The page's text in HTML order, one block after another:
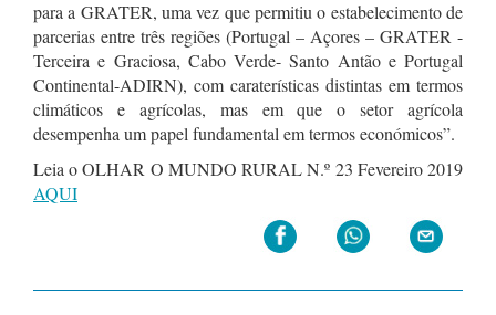
para a GRATER, uma vez que permitiu o estabelecimento de
parcerias entre três regiões (Portugal – Açores – GRATER -
Terceira e Graciosa, Cabo Verde- Santo Antão e Portugal
Continental-ADIRN), com caraterísticas distintas em termos
climáticos e agrícolas, mas em que o setor agrícola
desempenha um papel fundamental em termos económicos”.
Leia o OLHAR O MUNDO RURAL N.º 23 Fevereiro 2019
AQUI